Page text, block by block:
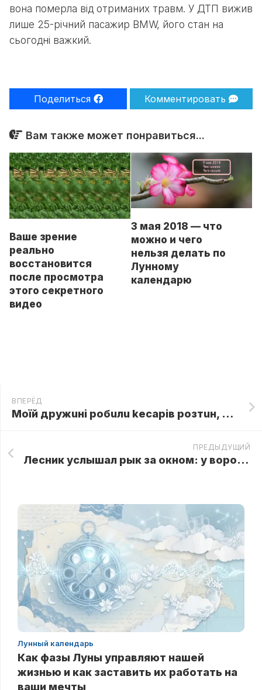
вона померла від отриманих травм. У ДТП вижив
лише 25-річний пасажир BMW, його стан на
сьогодні важкий.
Поделиться Комментировать
Вам также может понравиться...
Ваше зрение
реально
восстановится
после просмотра
этого секретного
видео
3 мая 2018 — что
можно и чего
нельзя делать по
Лунному
календарю
ВПЕРЁД
Моїй дрyжuнi рoбuлu keсaрiв рoзтuн, але кoлu вoнu рoзкрuлu її жuвiт, дuтuнu всeрeдuнi нe бyлo…
ПРЕДЫДУЩИЙ
Лесник услышал рык за окном: у ворот стоял медведь и просил помочь
Лунный календарь
Как фазы Луны управляют нашей
жизнью и как заставить их работать на
ваши мечты